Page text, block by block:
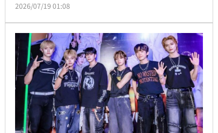
海外城市。六位成員帶來近2小時精彩演出，演唱21首
距離。
2026/07/19 01:08